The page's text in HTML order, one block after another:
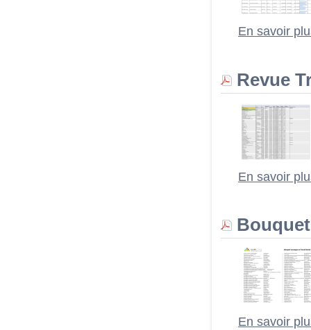
En savoir
Revue
En savoir
En savoir